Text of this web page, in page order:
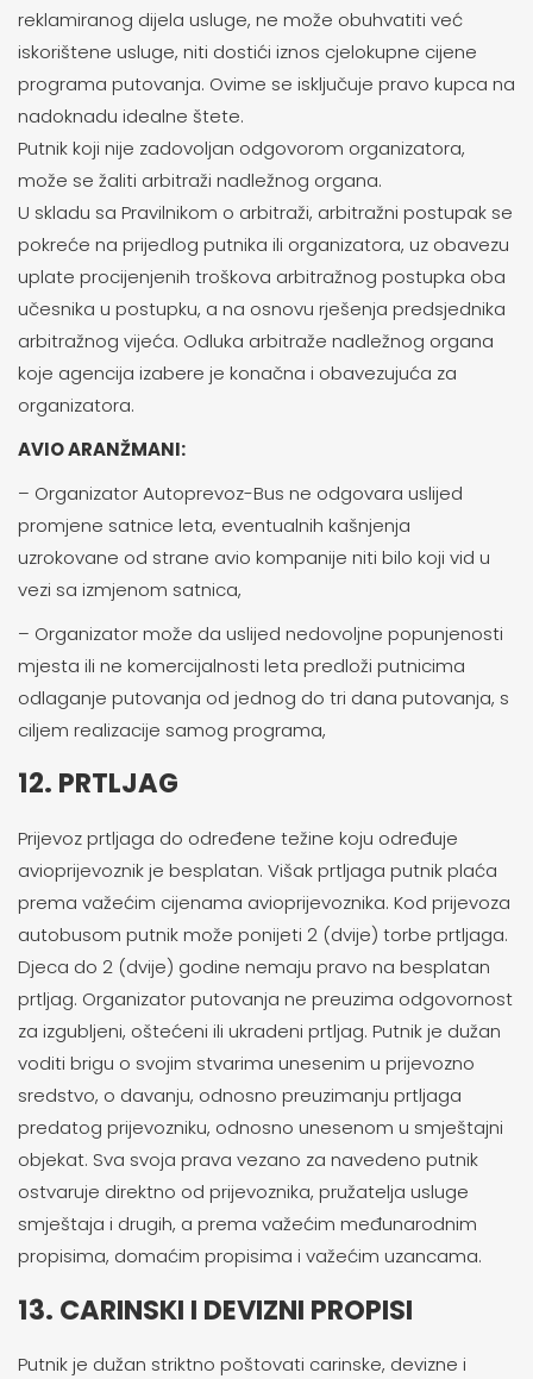
reklamiranog dijela usluge, ne može obuhvatiti već
iskorištene usluge, niti dostići iznos cjelokupne cijene
programa putovanja. Ovime se isključuje pravo kupca na
nadoknadu idealne štete.
Putnik koji nije zadovoljan odgovorom organizatora,
može se žaliti arbitraži nadležnog organa.
U skladu sa Pravilnikom o arbitraži, arbitražni postupak se
pokreće na prijedlog putnika ili organizatora, uz obavezu
uplate procijenjenih troškova arbitražnog postupka oba
učesnika u postupku, a na osnovu rješenja predsjednika
arbitražnog vijeća. Odluka arbitraže nadležnog organa
koje agencija izabere je konačna i obavezujuća za
organizatora.
AVIO ARANŽMANI:
– Organizator Autoprevoz-Bus ne odgovara uslijed
promjene satnice leta, eventualnih kašnjenja
uzrokovane od strane avio kompanije niti bilo koji vid u
vezi sa izmjenom satnica,
– Organizator može da uslijed nedovoljne popunjenosti
mjesta ili ne komercijalnosti leta predloži putnicima
odlaganje putovanja od jednog do tri dana putovanja, s
ciljem realizacije samog programa,
12. PRTLJAG
Prijevoz prtljaga do određene težine koju određuje
avioprijevoznik je besplatan. Višak prtljaga putnik plaća
prema važećim cijenama avioprijevoznika. Kod prijevoza
autobusom putnik može ponijeti 2 (dvije) torbe prtljaga.
Djeca do 2 (dvije) godine nemaju pravo na besplatan
prtljag. Organizator putovanja ne preuzima odgovornost
za izgubljeni, oštećeni ili ukradeni prtljag. Putnik je dužan
voditi brigu o svojim stvarima unesenim u prijevozno
sredstvo, o davanju, odnosno preuzimanju prtljaga
predatog prijevozniku, odnosno unesenom u smještajni
objekat. Sva svoja prava vezano za navedeno putnik
ostvaruje direktno od prijevoznika, pružatelja usluge
smještaja i drugih, a prema važećim međunarodnim
propisima, domaćim propisima i važećim uzancama.
13. CARINSKI I DEVIZNI PROPISI
Putnik je dužan striktno poštovati carinske, devizne i